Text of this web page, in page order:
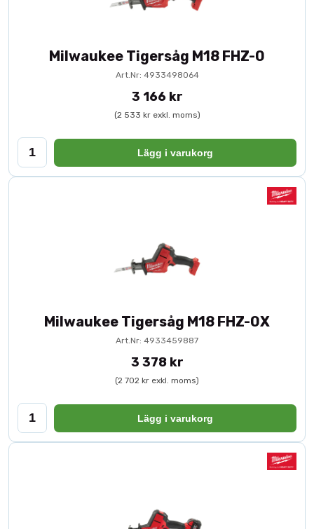
Milwaukee Tigersåg M18 FHZ-0
Art.Nr: 4933498064
3 166 kr
(2 533 kr exkl. moms)
Lägg i varukorg
Milwaukee Tigersåg M18 FHZ-0X
Art.Nr: 4933459887
3 378 kr
(2 702 kr exkl. moms)
Lägg i varukorg